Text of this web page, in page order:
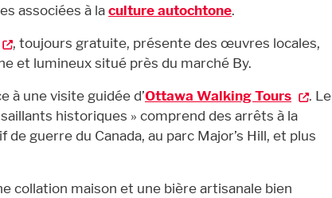
associées à laculture autochtone.
, toujours gratuite, présente des œuvres locales,
et lumineux situé près du marché By.
à une visite guidée d’Ottawa Walking Tours
. Le
historiques » comprend des arrêts à la
guerre du Canada, au parc Major’s Hill, et plus
collation maison et une bière artisanale bien